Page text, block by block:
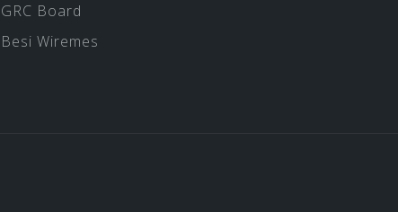
GRC Board
Besi Wiremes